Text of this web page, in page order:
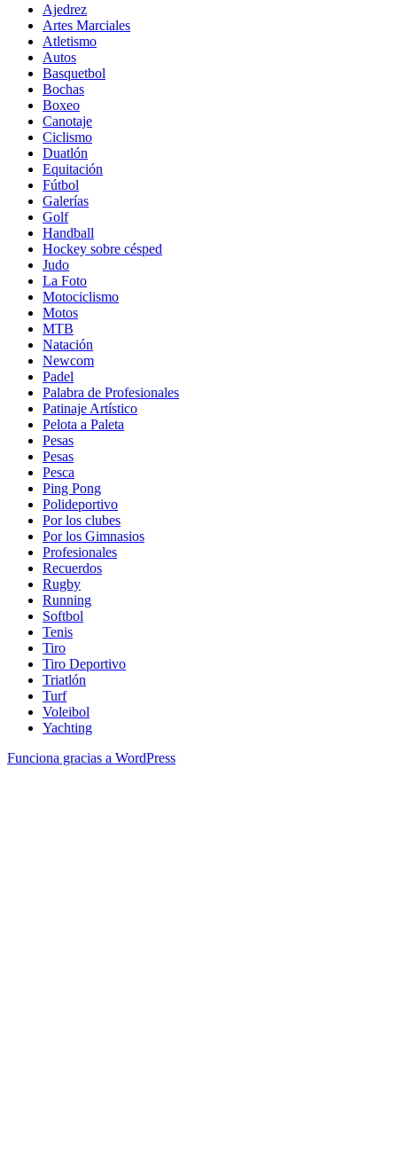
Ajedrez
Artes Marciales
Atletismo
Autos
Basquetbol
Bochas
Boxeo
Canotaje
Ciclismo
Duatlón
Equitación
Fútbol
Galerías
Golf
Handball
Hockey sobre césped
Judo
La Foto
Motociclismo
Motos
MTB
Natación
Newcom
Padel
Palabra de Profesionales
Patinaje Artístico
Pelota a Paleta
Pesas
Pesas
Pesca
Ping Pong
Polideportivo
Por los clubes
Por los Gimnasios
Profesionales
Recuerdos
Rugby
Running
Softbol
Tenis
Tiro
Tiro Deportivo
Triatlón
Turf
Voleibol
Yachting
Funciona gracias a WordPress